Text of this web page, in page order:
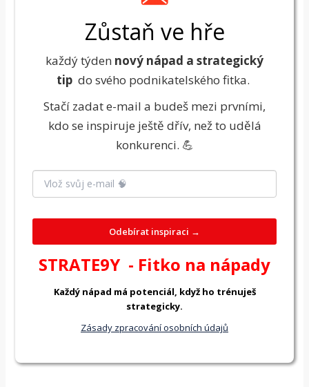
Zůstaň ve hře
každý týden nový nápad a strategický
tip do svého podnikatelského fitka.
Stačí zadat e-mail a budeš mezi prvními,
kdo se inspiruje ještě dřív, než to udělá
konkurenci. 💪
Odebírat inspiraci →
STRATE9Y - Fitko na nápady
Každý nápad má potenciál, když ho trénuješ
strategicky.
Zásady zpracování osobních údajů